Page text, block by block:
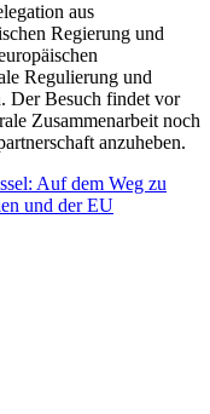
aus
Regierung und
Regulierung und
Der Besuch findet vor
Zusammenarbeit noch
anzuheben.
Auf dem Weg zu
und der EU